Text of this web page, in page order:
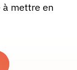
mettre en